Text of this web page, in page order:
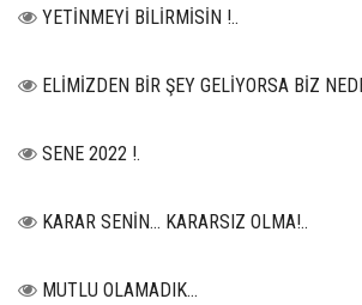
YETİNMEYİ BİLİRMİSİN !..
ELİMİZDEN BİR ŞEY GELİYORSA BİZ
SENE 2022 !.
KARAR SENİN… KARARSIZ OLMA!..
MUTLU OLAMADIK…